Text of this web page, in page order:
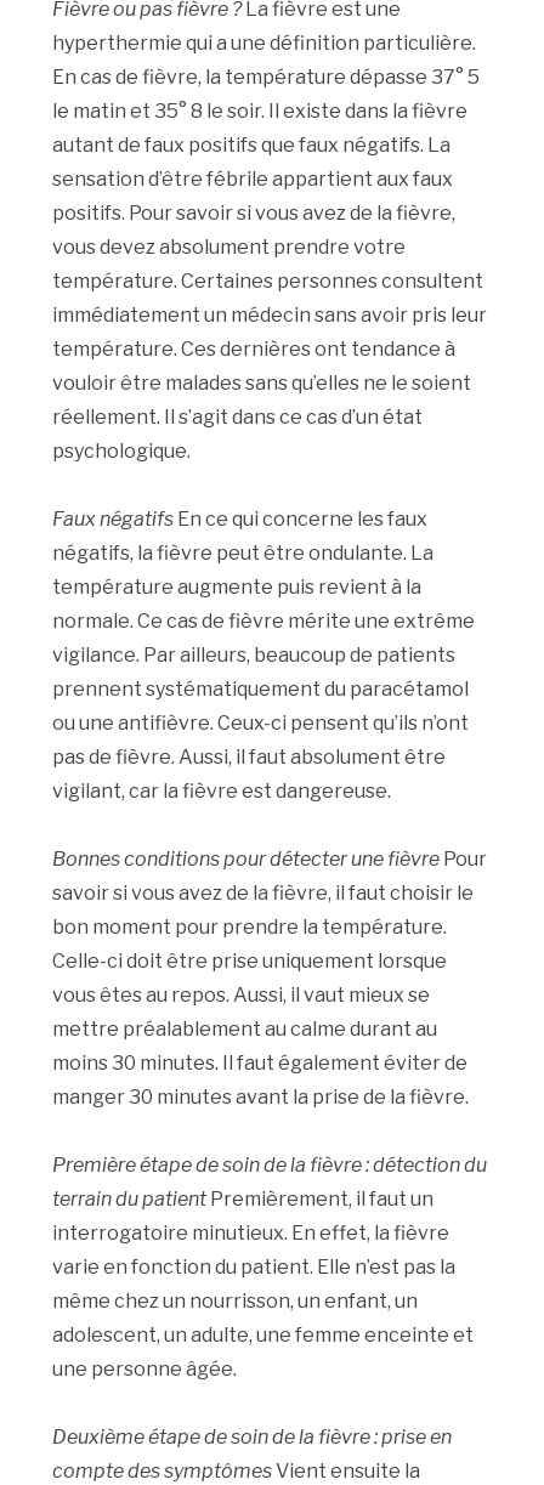
Fièvre ou pas fièvre ? La fièvre est une
hyperthermie qui a une définition particulière.
En cas de fièvre, la température dépasse 37° 5
le matin et 35° 8 le soir. Il existe dans la fièvre
autant de faux positifs que faux négatifs. La
sensation d’être fébrile appartient aux faux
positifs. Pour savoir si vous avez de la fièvre,
vous devez absolument prendre votre
température. Certaines personnes consultent
immédiatement un médecin sans avoir pris leur
température. Ces dernières ont tendance à
vouloir être malades sans qu’elles ne le soient
réellement. Il s’agit dans ce cas d’un état
psychologique.
Faux négatifs En ce qui concerne les faux
négatifs, la fièvre peut être ondulante. La
température augmente puis revient à la
normale. Ce cas de fièvre mérite une extrême
vigilance. Par ailleurs, beaucoup de patients
prennent systématiquement du paracétamol
ou une antifièvre. Ceux-ci pensent qu’ils n’ont
pas de fièvre. Aussi, il faut absolument être
vigilant, car la fièvre est dangereuse.
Bonnes conditions pour détecter une fièvre Pour
savoir si vous avez de la fièvre, il faut choisir le
bon moment pour prendre la température.
Celle-ci doit être prise uniquement lorsque
vous êtes au repos. Aussi, il vaut mieux se
mettre préalablement au calme durant au
moins 30 minutes. Il faut également éviter de
manger 30 minutes avant la prise de la fièvre.
Première étape de soin de la fièvre : détection du
terrain du patientPremièrement, il faut un
interrogatoire minutieux. En effet, la fièvre
varie en fonction du patient. Elle n’est pas la
même chez un nourrisson, un enfant, un
adolescent, un adulte, une femme enceinte et
une personne âgée.
Deuxième étape de soin de la fièvre : prise en
compte des symptômesVient ensuite la